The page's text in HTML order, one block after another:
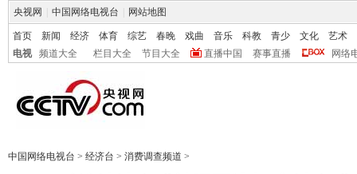
央视网 中国网络电视台 网站地图
首页 新闻 经济 体育 综艺 春晚 戏曲 音乐 科教 青少 文化
艺术
电视
频道大全 栏目大全 节目大全 直播中国 赛事直播 网络
中国网络电视台 > 经济台 > 消费调查频道 >